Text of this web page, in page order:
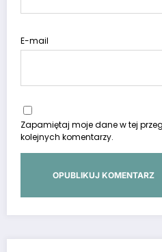
E-mail
Zapamiętaj moje dane w tej
kolejnych komentarzy.